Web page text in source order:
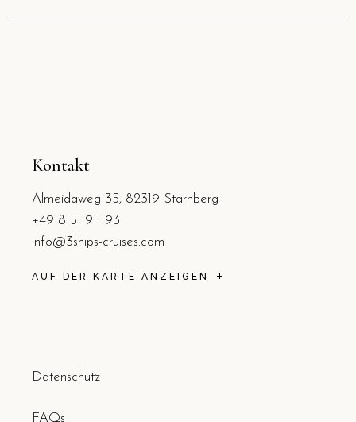
Kontakt
Almeidaweg 35, 82319 Starnberg
+49 8151 911193
info@3ships-cruises.com
AUF DER KARTE ANZEIGEN
Datenschutz
FAQs